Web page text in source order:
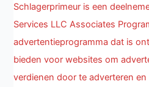
Schlagerprimeur is een
Services LLC Associates
advertentieprogramma dat is
bieden voor websites om
verdienen door te adverteren